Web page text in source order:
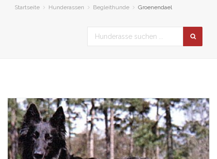
Startseite Hunderassen Begleithunde Groenendael